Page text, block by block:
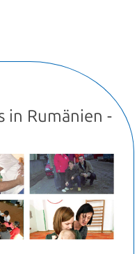
in Rumänien -